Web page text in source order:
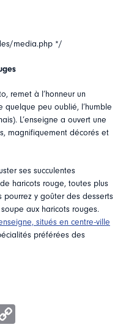
media.php */
remet à l’honneur un
peu oublié, l’humble
L’enseigne a ouvert une
magnifiquement décorés et
ses succulentes
haricots rouge, toutes plus
pourrez y goûter des desserts
aux haricots rouges.
situés en centre-ville
préférées des